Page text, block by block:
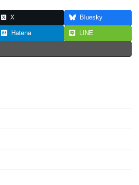
X Bluesky
Hatena LINE